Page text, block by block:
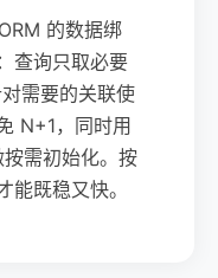
的数据绑
查询只取必要
需要的关联使
N+1，同时用
需初始化。按
既稳又快。